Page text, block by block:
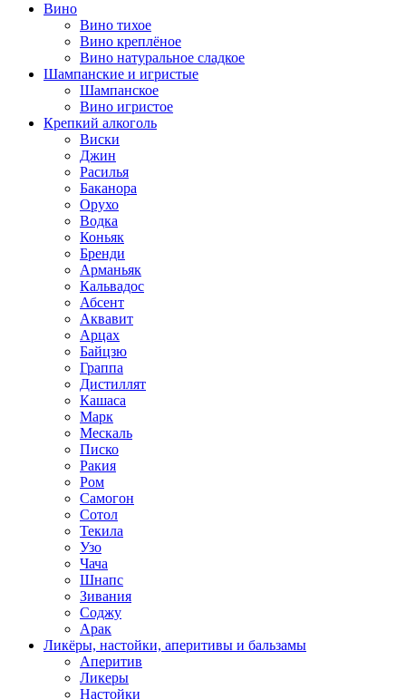
Вино
Вино тихое
Вино креплёное
Вино натуральное сладкое
Шампанские и игристые
Шампанское
Вино игристое
Крепкий алкоголь
Виски
Джин
Расилья
Баканора
Орухо
Водка
Коньяк
Бренди
Арманьяк
Кальвадос
Абсент
Аквавит
Арцах
Байцзю
Граппа
Дистиллят
Кашаса
Марк
Мескаль
Писко
Ракия
Ром
Самогон
Сотол
Текила
Узо
Чача
Шнапс
Зивания
Соджу
Арак
Ликёры, настойки, аперитивы и бальзамы
Аперитив
Ликеры
Настойки